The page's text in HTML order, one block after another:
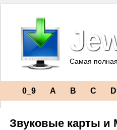
Самая
0_9 A B C D
Звуковые карты и